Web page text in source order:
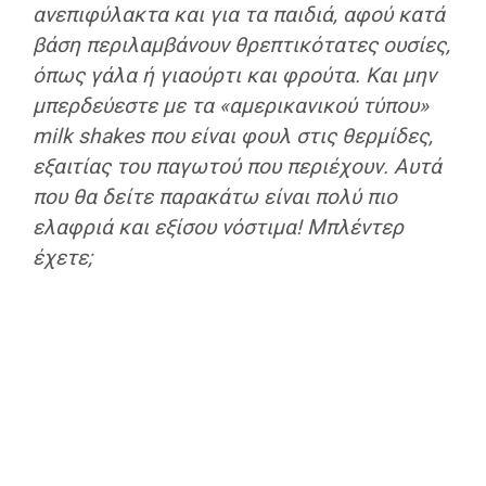
ανεπιφύλακτα και για τα παιδιά, αφού κατά
βάση περιλαμβάνουν θρεπτικότατες ουσίες,
όπως γάλα ή γιαούρτι και φρούτα. Και μην
μπερδεύεστε με τα «αμερικανικού τύπου»
milk shakes που είναι φουλ στις θερμίδες,
εξαιτίας του παγωτού που περιέχουν. Αυτά
που θα δείτε παρακάτω είναι πολύ πιο
ελαφριά και εξίσου νόστιμα! Μπλέντερ
έχετε;